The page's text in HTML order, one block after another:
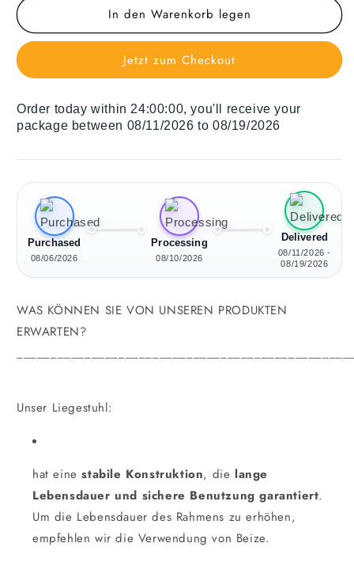
Holz
Night
für
Holz
City
Night
In den Warenkorb legen
Jetzt zum Checkout
Order today within 24:00:00, you'll receive your
package between 08/11/2026 to 08/19/2026
Purchased
08/06/2026
Processing
08/10/2026
Delivered
08/11/2026 -
08/19/2026
WAS KÖNNEN SIE VON UNSEREN PRODUKTEN
ERWARTEN?
Unser Liegestuhl:
hat eine stabile Konstruktion, die lange
Lebensdauer und sichere Benutzung garantiert.
Um die Lebensdauer des Rahmens zu erhöhen,
empfehlen wir die Verwendung von Beize.